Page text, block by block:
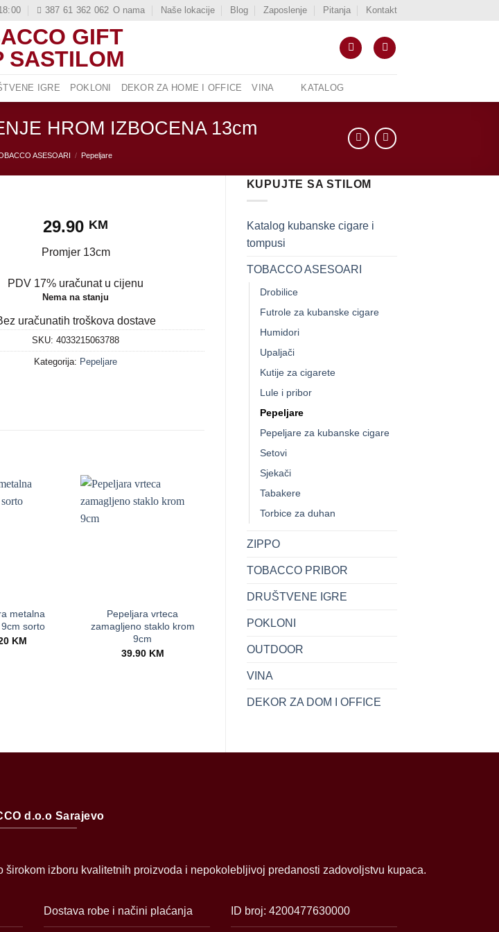
387 61 362 062 O nama Naše lokacije Blog Zaposlenje Pitanja Kontakt
IGRE POKLONI DEKOR ZA HOME I OFFICE VINA KATALOG
HROM IZBOCENA 13cm
ASESOARI / Pepeljare
KUPUJTE SA STILOM
Katalog kubanske cigare i
tompusi
TOBACCO ASESOARI
Drobilice
Futrole za kubanske cigare
Humidori
Upaljači
Kutije za cigarete
Lule i pribor
Pepeljare
Pepeljare za kubanske cigare
Setovi
Sjekači
Tabakere
Torbice za duhan
ZIPPO
TOBACCO PRIBOR
DRUŠTVENE IGRE
POKLONI
OUTDOOR
VINA
DEKOR ZA DOM I OFFICE
29.90 KM
Promjer 13cm
PDV 17% uračunat u cijenu
Nema na stanju
uračunatih troškova dostave
SKU:4033215063788
Kategorija: Pepeljare
metalna
sorto
KM
Pepeljara vrteca
zamagljeno staklo krom
9cm
39.90 KM
JEANS
d.o.o Sarajevo
izboru kvalitetnih proizvoda i nepokolebljivoj predanosti zadovoljstvu kupaca.
Dostava robe i načini plaćanja ID broj: 4200477630000